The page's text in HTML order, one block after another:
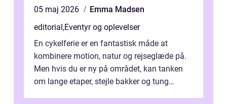
05 maj 2026
Emma Madsen
editorial ,Eventyr og oplevelser
En cykelferie er en fantastisk måde at
kombinere motion, natur og rejseglæde på.
Men hvis du er ny på området, kan tanken
om lange etaper, stejle bakker og tung